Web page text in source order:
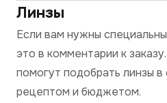
Линзы
Если вам нужны
это в комментарии к
помогут подобрать линзы
рецептом и бюджетом.